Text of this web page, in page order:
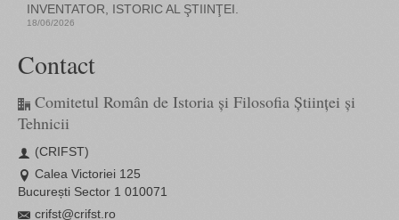
INVENTATOR, ISTORIC AL ŞTIINŢEI.
18/06/2026
Contact
Comitetul Român de Istoria și Filosofia Științei și
Tehnicii
(CRIFST)
Calea Victoriei 125
București Sector 1 010071
crifst@crifst.ro